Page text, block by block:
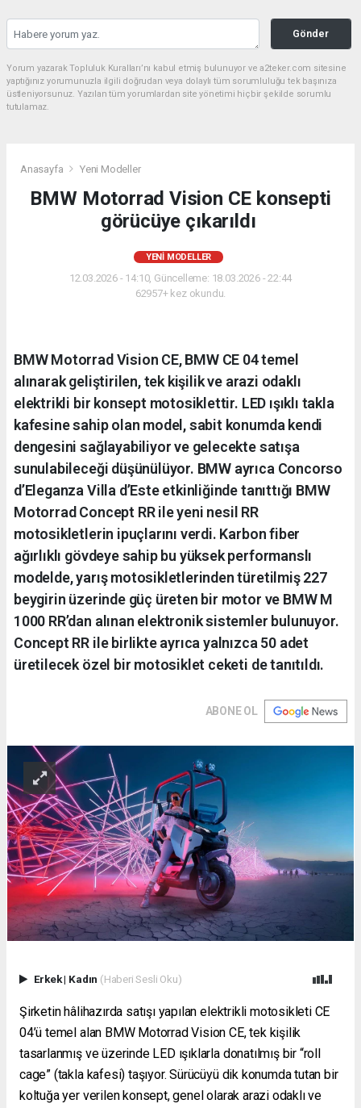
Gönder
Yorum yazarak Topluluk Kuralları’nı kabul etmiş bulunuyor ve a2teker.com sitesine
yaptığınız yorumunuzla ilgili doğrudan veya dolaylı tüm sorumluluğu tek başınıza
üstleniyorsunuz. Yazılan tüm yorumlardan site yönetimi hiçbir şekilde sorumlu
tutulamaz.
Anasayfa Yeni Modeller
BMW Motorrad Vision CE konsepti
görücüye çıkarıldı
YENI MODELLER
12.03.2026 - 14:10, Güncelleme: 18.03.2026 - 22:44
62957+ kez okundu.
BMW Motorrad Vision CE, BMW CE 04 temel
alınarak geliştirilen, tek kişilik ve arazi odaklı
elektrikli bir konsept motosiklettir. LED ışıklı takla
kafesine sahip olan model, sabit konumda kendi
dengesini sağlayabiliyor ve gelecekte satışa
sunulabileceği düşünülüyor. BMW ayrıca Concorso
d’Eleganza Villa d’Este etkinliğinde tanıttığı BMW
Motorrad Concept RR ile yeni nesil RR
motosikletlerin ipuçlarını verdi. Karbon fiber
ağırlıklı gövdeye sahip bu yüksek performanslı
modelde, yarış motosikletlerinden türetilmiş 227
beygirin üzerinde güç üreten bir motor ve BMW M
1000 RR’dan alınan elektronik sistemler bulunuyor.
Concept RR ile birlikte ayrıca yalnızca 50 adet
üretilecek özel bir motosiklet ceketi de tanıtıldı.
ABONE OL
Erkek| Kadın (Haberi Sesli Oku)
Şirketin hâlihazırda satışı yapılan elektrikli motosikleti CE
04’ü temel alan BMW Motorrad Vision CE, tek kişilik
tasarlanmış ve üzerinde LED ışıklarla donatılmış bir “roll
cage” (takla kafesi) taşıyor. Sürücüyü dik konumda tutan bir
koltuğa yer verilen konsept, genel olarak arazi odaklı ve